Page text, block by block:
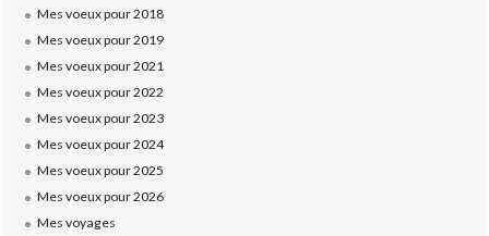
Mes voeux pour 2018
Mes voeux pour 2019
Mes voeux pour 2021
Mes voeux pour 2022
Mes voeux pour 2023
Mes voeux pour 2024
Mes voeux pour 2025
Mes voeux pour 2026
Mes voyages